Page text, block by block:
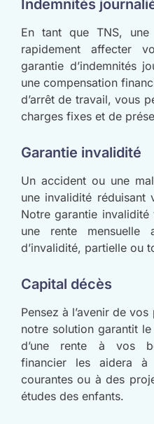
Indemnités
En tant que TNS, une
rapidement affecter
garantie d’indemnités
une compensation
d’arrêt de travail, vous
charges fixes et de
Garantie invalidité
Un accident ou une
une invalidité réduisant
Notre garantie
une rente mensuelle
d’invalidité, partielle ou
Capital décès
Pensez à l’avenir de
notre solution garantit
d’une rente à vos
financier les aidera
courantes ou à des
études des enfants.